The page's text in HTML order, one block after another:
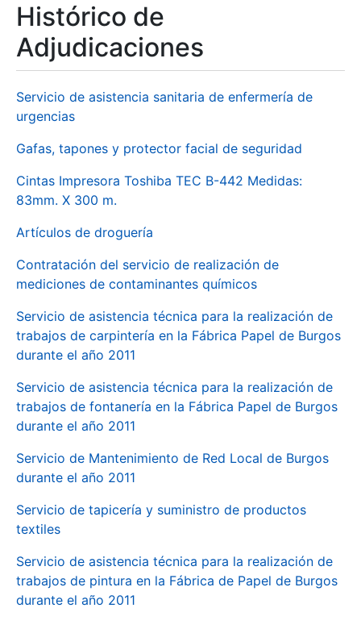
Histórico de
Adjudicaciones
Servicio de asistencia sanitaria de enfermería de
urgencias
Gafas, tapones y protector facial de seguridad
Cintas Impresora Toshiba TEC B-442 Medidas:
83mm. X 300 m.
Artículos de droguería
Contratación del servicio de realización de
mediciones de contaminantes químicos
Servicio de asistencia técnica para la realización de
trabajos de carpintería en la Fábrica Papel de Burgos
durante el año 2011
Servicio de asistencia técnica para la realización de
trabajos de fontanería en la Fábrica Papel de Burgos
durante el año 2011
Servicio de Mantenimiento de Red Local de Burgos
durante el año 2011
Servicio de tapicería y suministro de productos
textiles
Servicio de asistencia técnica para la realización de
trabajos de pintura en la Fábrica de Papel de Burgos
durante el año 2011